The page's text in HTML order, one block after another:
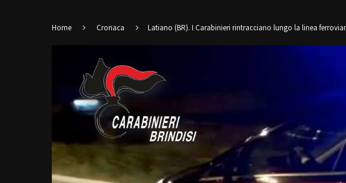
Home Cronaca Latiano (BR). I Carabinieri rintracciano lungo la linea